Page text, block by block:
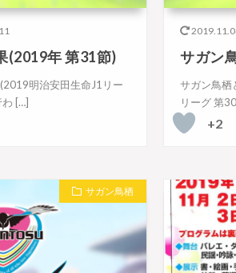
(2019年 第31節)
明治安田生命J1リー
[…]
サガン
サガン鳥栖
リーグ 第
+2
サガン鳥栖